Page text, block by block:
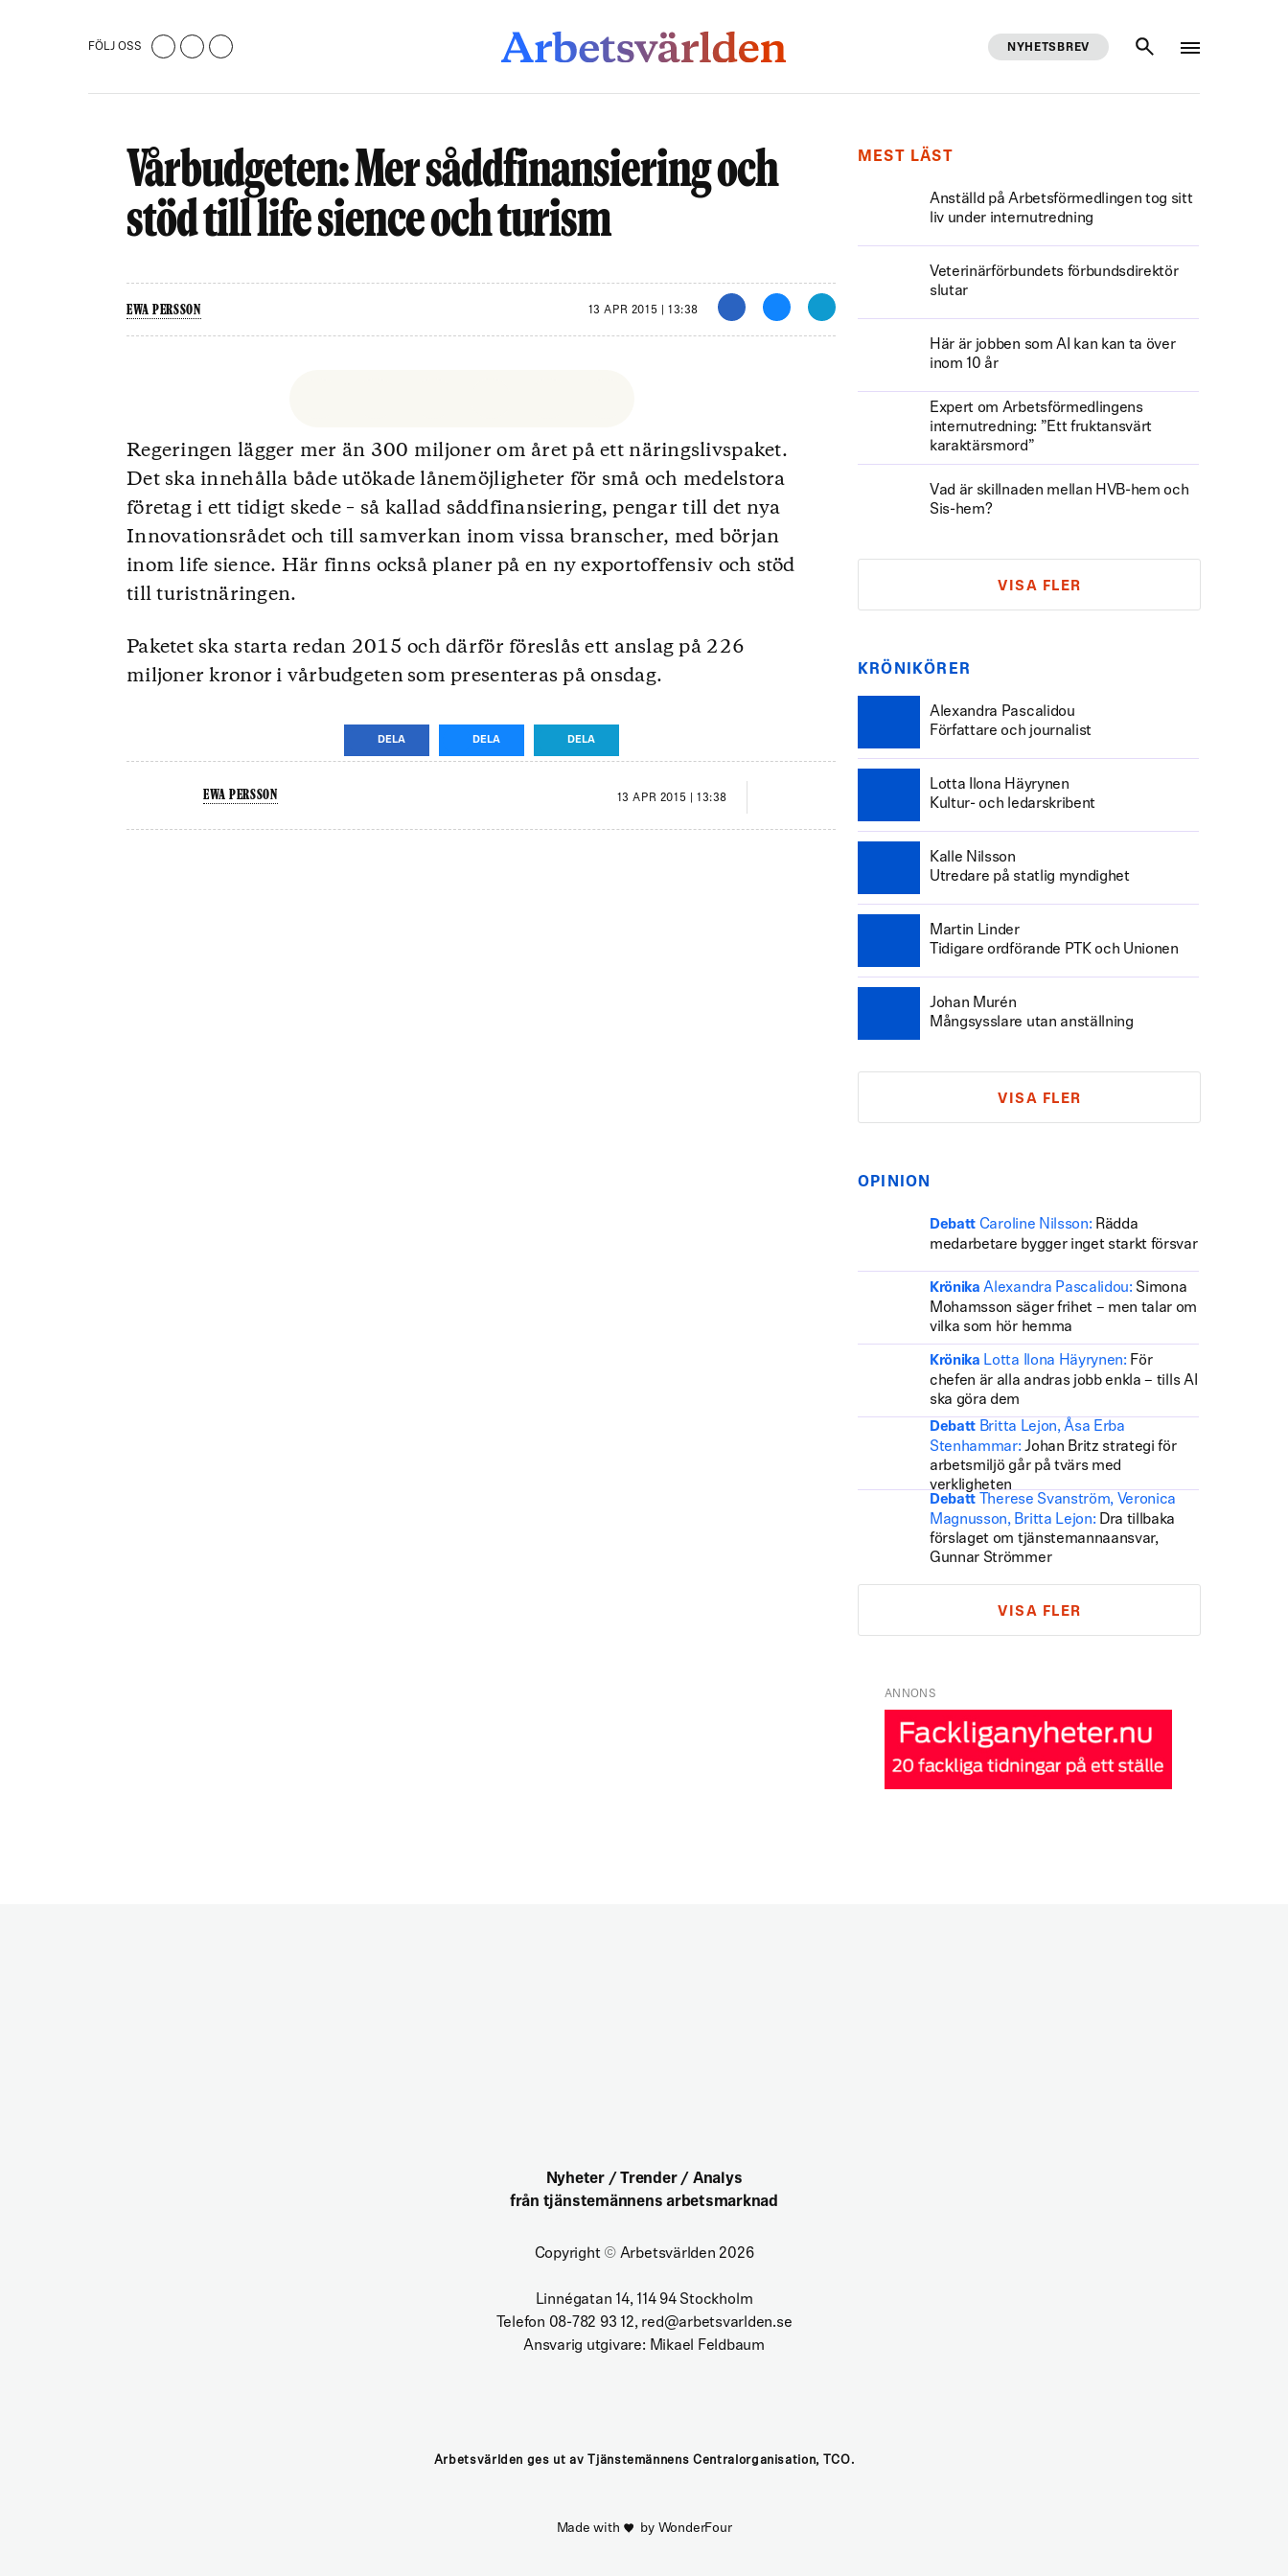
FÖLJ OSS NYHETSBREV
Vårbudgeten: Mer såddfinansiering och
stöd till life sience och turism
EWA PERSSON 13 APR 2015 | 13:38
Regeringen lägger mer än 300 miljoner om året på ett näringslivspaket.
Det ska innehålla både utökade lånemöjligheter för små och medelstora
företag i ett tidigt skede – så kallad såddfinansiering, pengar till det nya
Innovationsrådet och till samverkan inom vissa branscher, med början
inom life sience. Här finns också planer på en ny exportoffensiv och stöd
till turistnäringen.
Paketet ska starta redan 2015 och därför föreslås ett anslag på 226
miljoner kronor i vårbudgeten som presenteras på onsdag.
DELA DELA DELA
EWA PERSSON 13 APR 2015 | 13:38
MEST LÄST
Anställd på Arbetsförmedlingen tog sitt
liv under internutredning
Veterinärförbundets förbundsdirektör
slutar
Här är jobben som AI kan kan ta över
inom 10 år
Expert om Arbetsförmedlingens
internutredning: ”Ett fruktansvärt
karaktärsmord”
Vad är skillnaden mellan HVB-hem och
Sis-hem?
VISA FLER
KRÖNIKÖRER
Alexandra Pascalidou
Författare och journalist
Lotta Ilona Häyrynen
Kultur- och ledarskribent
Kalle Nilsson
Utredare på statlig myndighet
Martin Linder
Tidigare ordförande PTK och Unionen
Johan Murén
Mångsysslare utan anställning
VISA FLER
OPINION
Debatt Caroline Nilsson: Rädda
medarbetare bygger inget starkt försvar
Krönika Alexandra Pascalidou: Simona
Mohamsson säger frihet – men talar om
vilka som hör hemma
Krönika Lotta Ilona Häyrynen: För
chefen är alla andras jobb enkla – tills AI
ska göra dem
Debatt Britta Lejon, Åsa Erba
Stenhammar: Johan Britz strategi för
arbetsmiljö går på tvärs med
verkligheten
Debatt
Therese Svanström, Veronica
Magnusson, Britta Lejon: Dra tillbaka
förslaget om tjänstemannaansvar,
Gunnar Strömmer
VISA FLER
ANNONS
Nyheter / Trender / Analys
från tjänstemännens arbetsmarknad
Copyright ©Arbetsvärlden 2026
Linnégatan 14, 114 94 Stockholm
Telefon 08-782 93 12, red@arbetsvarlden.se
Ansvarig utgivare: Mikael Feldbaum
Arbetsvärlden ges ut av Tjänstemännens Centralorganisation, TCO.
Made with by WonderFour